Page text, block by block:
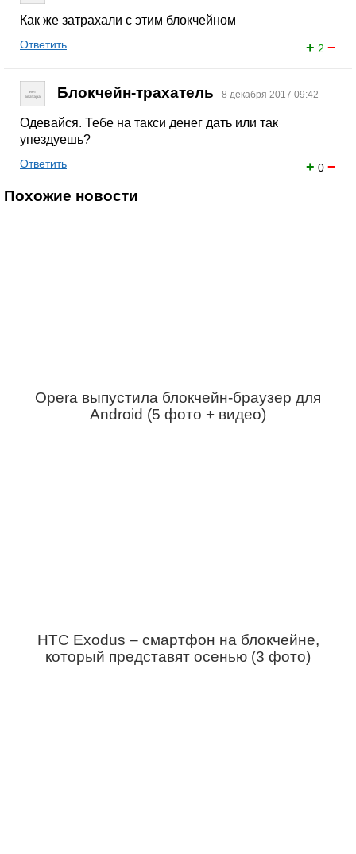
Как же затрахали с этим блокчейном
+ 2 −
Ответить
Блокчейн-трахатель 8 декабря 2017 09:42
Одевайся. Тебе на такси денег дать или так
упездуешь?
+ 0 −
Ответить
Похожие новости
Opera выпустила блокчейн-браузер для
Android (5 фото + видео)
HTC Exodus – смартфон на блокчейне,
который представят осенью (3 фото)